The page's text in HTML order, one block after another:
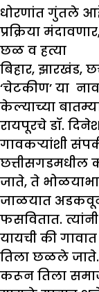
धोरणांत गुंतले
प्रक्रिया
छळ व हत्या
बिहार, झारखंड,
‘चेटकीण’ या
केल्याच्या
रायपूरचे डॉ.
गावकऱ्यांशी
छत्तीसगडमधील
जाते, ते
जाळयात
फसवितात.
यायची की
तिला छळले जाते.
करून तिला